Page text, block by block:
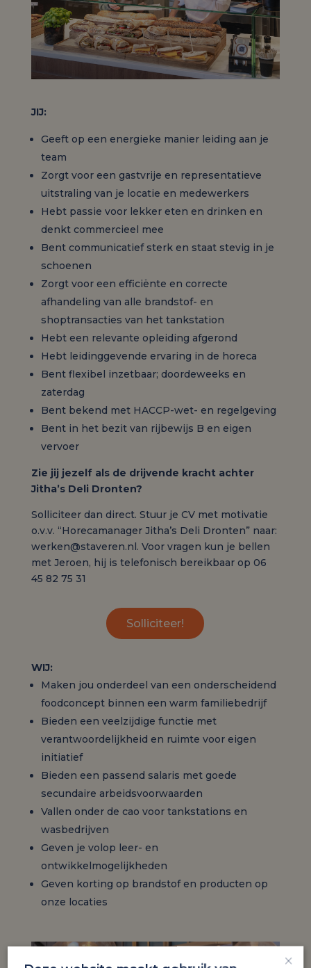
JIJ:
Geeft op een energieke manier leiding aan je
team
Zorgt voor een gastvrije en representatieve
uitstraling van je locatie en medewerkers
Hebt passie voor lekker eten en drinken en
denkt commercieel mee
Bent communicatief sterk en staat stevig in je
schoenen
Zorgt voor een efficiënte en correcte
afhandeling van alle brandstof- en
shoptransacties van het tankstation
Hebt een relevante opleiding afgerond
Hebt leidinggevende ervaring in de horeca
Bent flexibel inzetbaar; doordeweeks en
zaterdag
Bent bekend met HACCP-wet- en regelgeving
Bent in het bezit van rijbewijs B en eigen
vervoer
Zie jij jezelf als de drijvende kracht achter
Jitha’s Deli Dronten?
Solliciteer dan direct. Stuur je CV met motivatie
o.v.v. “Horecamanager Jitha’s Deli Dronten” naar:
werken@staveren.nl. Voor vragen kun je bellen
met Jeroen, hij is telefonisch bereikbaar op 06
45 82 75 31
Solliciteer!
WIJ:
Maken jou onderdeel van een onderscheidend
foodconcept binnen een warm familiebedrijf
Bieden een veelzijdige functie met
verantwoordelijkheid en ruimte voor eigen
initiatief
Bieden een passend salaris met goede
secundaire arbeidsvoorwaarden
Vallen onder de cao voor tankstations en
wasbedrijven
Geven je volop leer- en
ontwikkelmogelijkheden
Geven korting op brandstof en producten op
onze locaties
×